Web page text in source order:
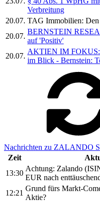
Verbreitung
20.07. TAG Immobilien:
20.07.
BERNSTEIN
auf 'Positiv'
20.07.
AKTIEN IM FOKUS:
im Blick - Bernstein:
Nachrichten zu ZALANDO
Zeit
13:30
Achtung: Zalando
EUR nach
12:21
Grund fürs Markt-
Aktie?